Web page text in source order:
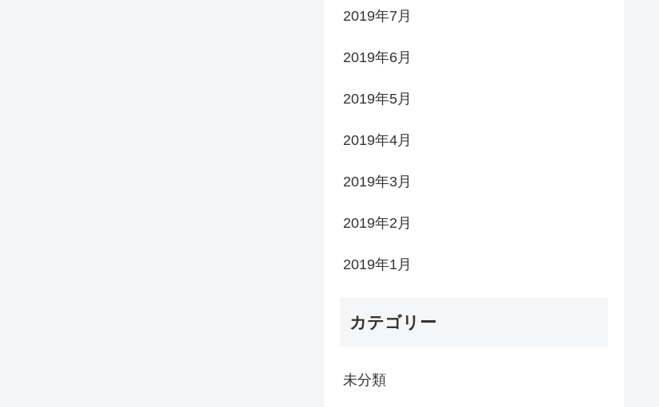
2019年7月
2019年6月
2019年5月
2019年4月
2019年3月
2019年2月
2019年1月
カテゴリー
未分類